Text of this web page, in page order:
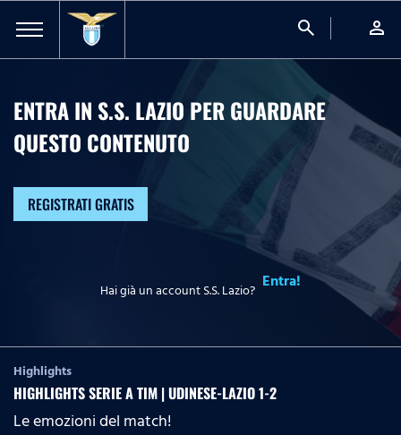
search person
ENTRA IN S.S. LAZIO PER GUARDARE
QUESTO CONTENUTO
REGISTRATI GRATIS
Hai già un account S.S. Lazio? Entra!
Highlights
HIGHLIGHTS SERIE A TIM | UDINESE-LAZIO 1-2
Le emozioni del match!